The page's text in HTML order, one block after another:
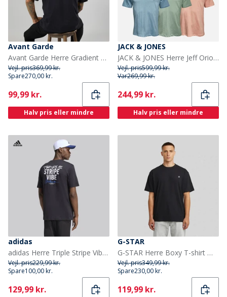
Avant Garde
Avant Garde Herre Gradient T-shirts Sort
Vejl. pris369,99 kr.
Spare270,00 kr.
Current
99,99 kr.
Halv pris eller mindre
JACK & JONES
JACK & JONES Herre Jeff Orion T-shirts 5-pak Moonbeam/Castlerock/Mountain Spring/Coral Almond/Iceberg Green
Vejl. pris599,99 kr.
Var269,99 kr.
Current
244,99 kr.
Halv pris eller mindre
adidas
adidas Herre Triple Stripe Vibe Ryg Grafisk T-shirt Sort
Vejl. pris229,99 kr.
Spare100,00 kr.
Current
129,99 kr.
G-STAR
G-STAR Herre Boxy T-shirt Mørk Sort Dk Black
Vejl. pris349,99 kr.
Spare230,00 kr.
Current
119,99 kr.